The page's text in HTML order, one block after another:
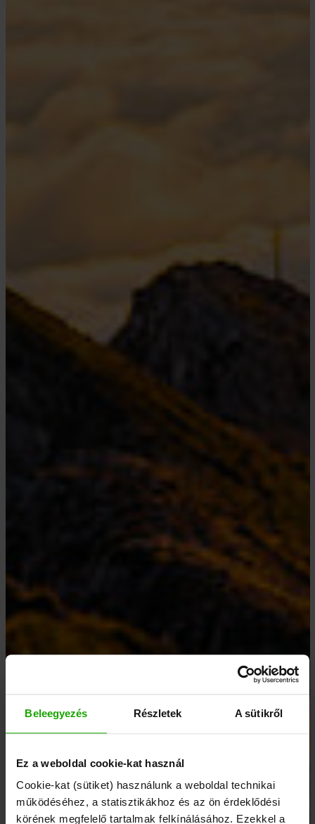
Beleegyezés Részletek A sütikről
Ez a weboldal cookie-kat használ
Cookie-kat (sütiket) használunk a weboldal technikai
működéséhez, a statisztikákhoz és az ön érdeklődési
körének megfelelő tartalmak felkínálásához. Ezekkel a